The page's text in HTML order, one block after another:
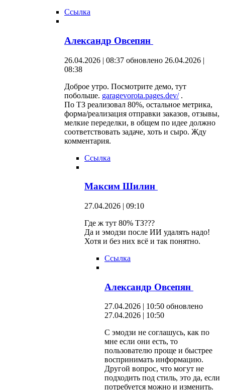
Ссылка
Александр Овсепян
26.04.2026 | 08:37 обновлено 26.04.2026 |
08:38
Доброе утро. Посмотрите демо, тут
побольше. garagevorota.pages.dev/.
По ТЗ реализовал 80%, остальное метрика,
форма/реализация отправки заказов, отзывы,
мелкие переделки, в общем по идее должно
соответствовать задаче, хоть и сыро. Жду
комментария.
Ссылка
Максим Шилин
27.04.2026 | 09:10
Где ж тут 80% ТЗ???
Да и эмодзи после ИИ удалять надо!
Хотя и без них всё и так понятно.
Ссылка
Александр Овсепян
27.04.2026 | 10:50 обновлено
27.04.2026 | 10:50
С эмодзи не соглашусь, как по
мне если они есть, то
пользователю проще и быстрее
воспринимать информацию.
Другой вопрос, что могут не
подходить под стиль, это да, если
потребуется можно и изменить.